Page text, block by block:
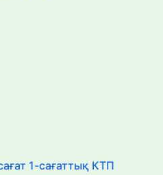
1-сағаттық КТП